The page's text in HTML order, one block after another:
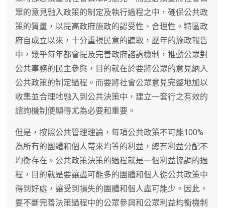
眾的意見融入政策的制定及執行過程之中，確保公共政
策的質量，以提高政府施政的認受性、合理性。特區政
府自成立以來，十分重視民意的聽取，歷年的施政報告
中，幾乎每年都會提及完善政府諮詢機制，推動公眾對
公共事務的民主參與，目的就在於要將公眾的意見納入
公共政策的制定過程。而要將社會公眾意見完整地加以
收集並合理地融入到公共決策中，建立一套行之有效的
諮詢機制便顯得尤為必要和重要。
但是，按照公共管理理論，每項公共政策不可能100%
為所有的團體和個人帶來均等的利益，總有利益分配不
均衡存在。公共政策決策的過程就是一個利益協調的過
程，目的就是要讓盡可能多的團體和個人從公共政策中
得到好處，讓受到損失的團體和個人盡可能少。因此，
要不斷完善決策過程中的公眾參與和公眾利益均衡機制